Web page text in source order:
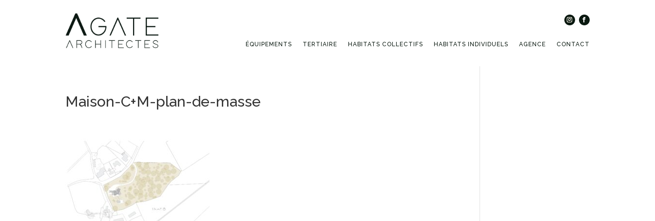
ÉQUIPEMENTS TERTIAIRE HABITATS COLLECTIFS HABITATS INDIVIDUELS AGENCE CONTACT
Maison-C+M-plan-de-masse